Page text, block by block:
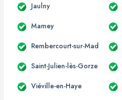
Jaulny
Mamey
Rembercourt-sur-Mad
Saint-Julien-lès-Gorze
Viéville-en-Haye